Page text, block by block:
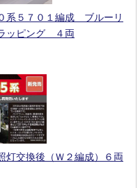
系５７０１編成 ブルーリ
ッピング ４両
灯交換後（Ｗ２編成）６両